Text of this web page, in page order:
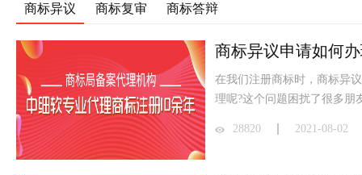
商标异议 商标复审 商标答辩
商标异议​申请如何
在我们注册商标时，商标异
理呢?这个问题困扰了很多朋
28820 2021-08-02